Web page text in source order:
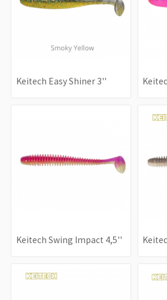
Keitech Easy Shiner 3''
Keitech Swing Impact 4,5''